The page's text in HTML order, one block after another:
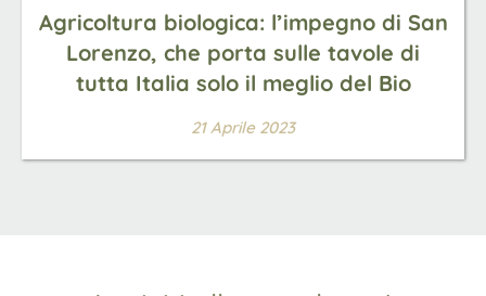
Agricoltura biologica: l’impegno di San
Lorenzo, che porta sulle tavole di
tutta Italia solo il meglio del Bio
21 Aprile 2023